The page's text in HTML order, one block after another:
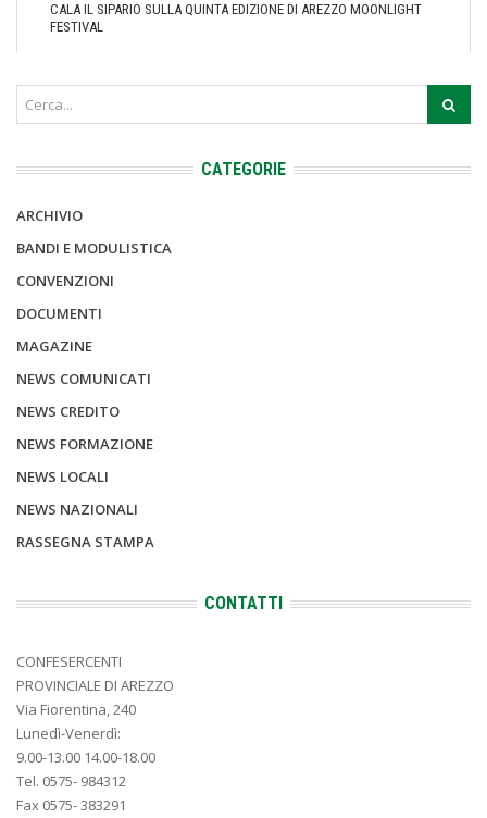
CALA IL SIPARIO SULLA QUINTA EDIZIONE DI AREZZO MOONLIGHT
FESTIVAL
CATEGORIE
ARCHIVIO
BANDI E MODULISTICA
CONVENZIONI
DOCUMENTI
MAGAZINE
NEWS COMUNICATI
NEWS CREDITO
NEWS FORMAZIONE
NEWS LOCALI
NEWS NAZIONALI
RASSEGNA STAMPA
CONTATTI
CONFESERCENTI
PROVINCIALE DI AREZZO
Via Fiorentina, 240
Lunedì-Venerdì:
9.00-13.00 14.00-18.00
Tel. 0575- 984312
Fax 0575- 383291